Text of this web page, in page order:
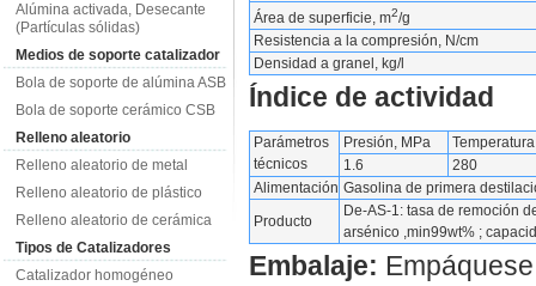
Alúmina activada, Desecante
(Partículas sólidas)
Medios de soporte catalizador
Bola de soporte de alúmina ASB
Bola de soporte cerámico CSB
Relleno aleatorio
Relleno aleatorio de metal
Relleno aleatorio de plástico
Relleno aleatorio de cerámica
Tipos de Catalizadores
Catalizador homogéneo
Área de superficie, m2/g
Resistencia a la compresión, N/cm
Densidad a granel, kg/l
Índice de actividad
Parámetros
técnicos
Presión, MPa
1.6
280
Alimentación Gasolina de primera
Producto
De-AS-1: tasa de remoción
arsénico ,min99wt% ;
Embalaje: